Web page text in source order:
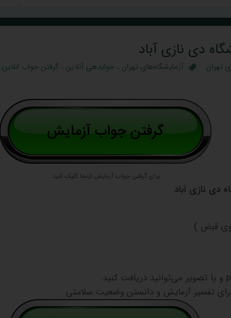
دی نازی آباد
تهران آزمایشگاه‌های تهران ،جوابدهی آنلاین ، گرفتن جواب انلاین
برای گرفتن جواب آزمایش اینجا کلیک کنید.
دی نازی آباد
روی قبض )
تفسیر آزمایش و دانستن وضعیت سلامتی